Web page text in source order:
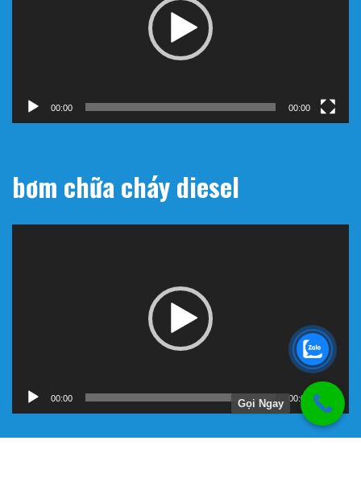
00:00 00:00
bơm chữa cháy diesel
00:00 00:00
Gọi Ngay